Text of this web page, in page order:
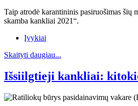
Taip atrodė karantininis pasiruošimas šių
skamba kankliai 2021“.
Įvykiai
Skaityti daugiau...
Išsiilgtieji kankliai: